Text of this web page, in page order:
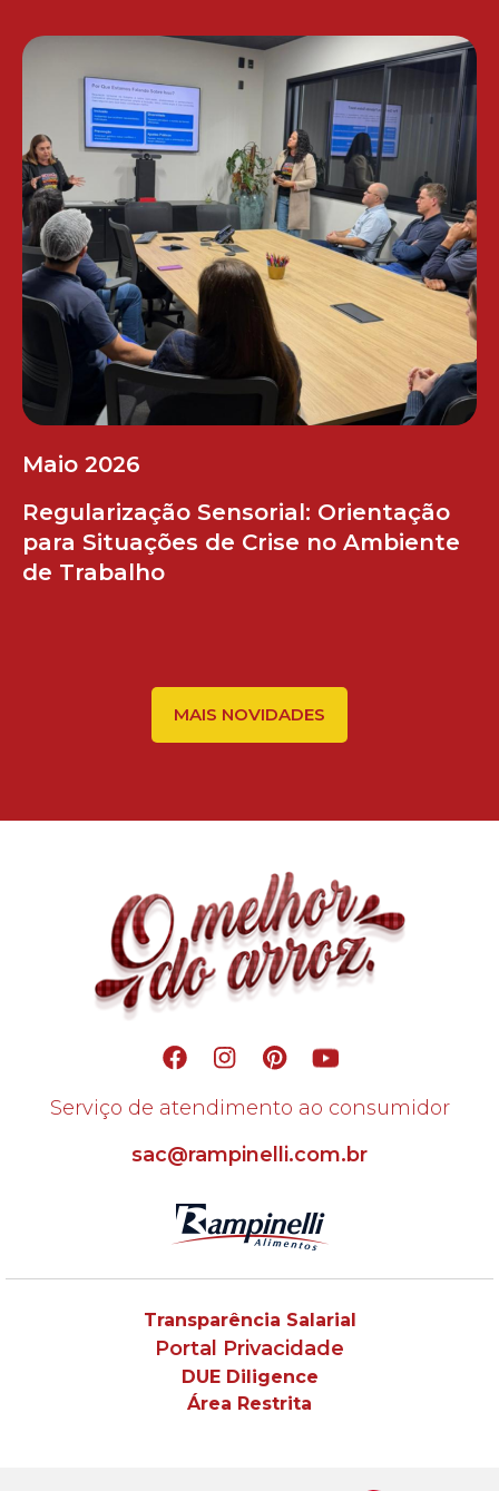
Maio 2026
Regularização Sensorial: Orientação
para Situações de Crise no Ambiente
de Trabalho
MAIS NOVIDADES
Serviço de atendimento ao consumidor
sac@rampinelli.com.br
Transparência Salarial
Portal Privacidade
DUE Diligence
Área Restrita